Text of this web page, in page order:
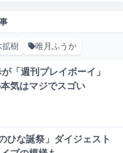
拡樹 唯月ふうか
「週刊プレイボーイ」
気はマジでスゴい
ひな誕祭」ダイジェスト